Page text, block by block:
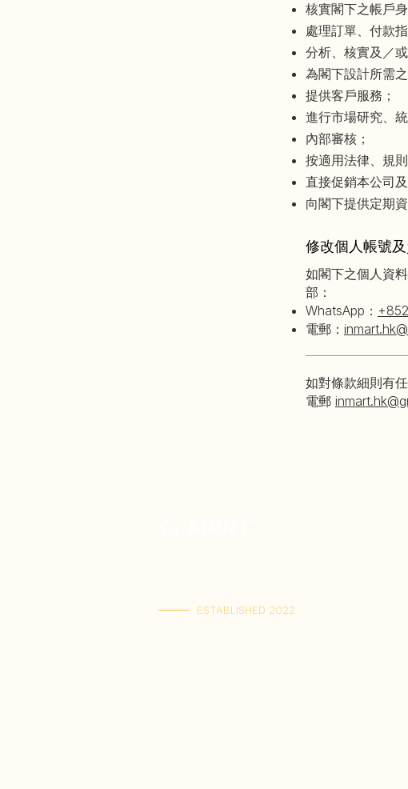
核實閣下之帳戶身
處理訂單、付款
分析、核實及／
為閣下設計所需之
提供客戶服務；
進行市場研究、
內部審核；
按適用法律、規
直接促銷本公司
向閣下提供定期
修改個人帳號
如閣下之個人資
部：
WhatsApp：
電郵：
如對條款細則有
電郵
ESTABLISHED 2022